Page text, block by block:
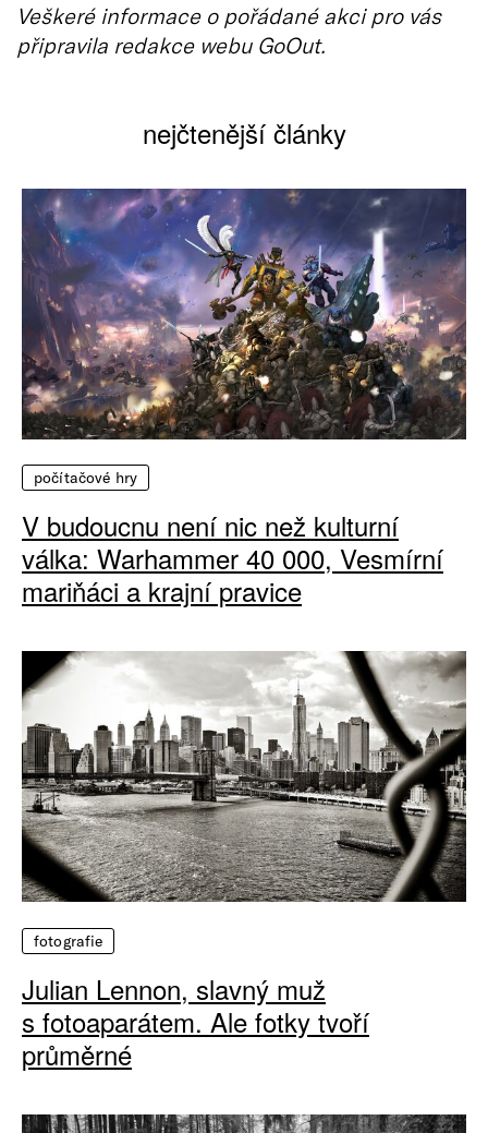
Veškeré informace o pořádané akci pro vás
připravila redakce webu GoOut.
nejčtenější články
počítačové hry
V budoucnu není nic než kulturní
válka: Warhammer 40 000, Vesmírní
mariňáci a krajní pravice
fotografie
Julian Lennon, slavný muž
s fotoaparátem. Ale fotky tvoří
průměrné